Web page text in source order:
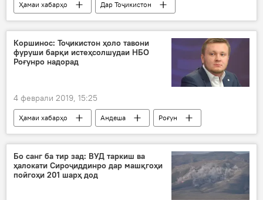
Ҳамаи хабарҳо
Дар Тоҷикистон
КАСА/CASA -1000
лоиҳа
Сергей Лавров
Дар Русия
Коршинос: Тоҷикистон ҳоло тавони
фуруши барқи истеҳсолшудаи НБО
Роғунро надорад
4 феврали 2019, 15:25
Ҳамаи хабарҳо Андеша
Роғун
НБО
истеҳсол
қувваи барқ
Покистон
Дар Тоҷикистон
Бо санг ба тир зад: ВУД таркиш ва
ҳалокати Сироҷиддинро дар машқгоҳи
пойгоҳи 201 шарҳ дод